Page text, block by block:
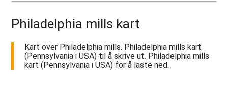
Philadelphia mills kart
Kart over Philadelphia mills. Philadelphia mills kart
(Pennsylvania i USA) til å skrive ut. Philadelphia mills
kart (Pennsylvania i USA) for å laste ned.